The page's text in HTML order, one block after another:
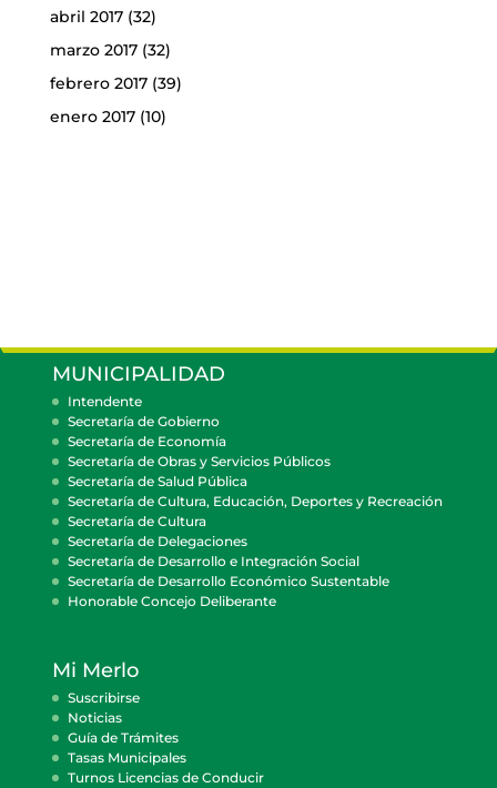
abril 2017(32)
marzo 2017(32)
febrero 2017(39)
enero 2017(10)
MUNICIPALIDAD
Intendente
Secretaría de Gobierno
Secretaría de Economía
Secretaría de Obras y Servicios Públicos
Secretaría de Salud Pública
Secretaría de Cultura, Educación, Deportes y Recreación
Secretaría de Cultura
Secretaría de Delegaciones
Secretaría de Desarrollo e Integración Social
Secretaría de Desarrollo Económico Sustentable
Honorable Concejo Deliberante
Mi Merlo
Suscribirse
Noticias
Guía de Trámites
Tasas Municipales
Turnos Licencias de Conducir